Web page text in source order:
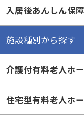
入居後あんしん保
施設種別から探す
介護付有料老人ホ
住宅型有料老人ホ